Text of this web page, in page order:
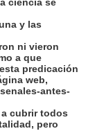
y las
ni vieron
a que
predicación
web,
antes-
cubrir todos
pero